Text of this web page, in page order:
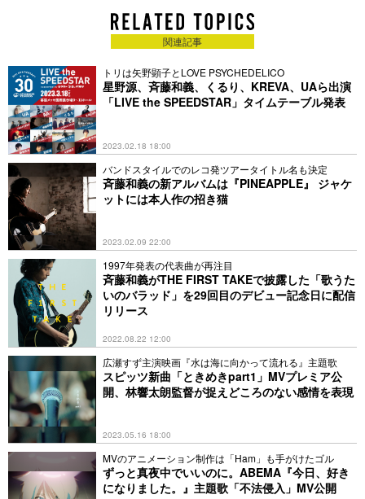
関連記事
トリは矢野顕子とLOVE PSYCHEDELICO
星野源、斉藤和義、くるり、KREVA、UAら出演
「LIVE the SPEEDSTAR」タイムテーブル発表
2023.02.18 18:00
バンドスタイルでのレコ発ツアータイトル名も決定
斉藤和義の新アルバムは『PINEAPPLE』 ジャケ
ットには本人作の招き猫
2023.02.09 22:00
1997年発表の代表曲が再注目
斉藤和義がTHE FIRST TAKEで披露した「歌うた
いのバラッド」を29回目のデビュー記念日に配信
リリース
2022.08.22 12:00
広瀬すず主演映画『水は海に向かって流れる』主題歌
スピッツ新曲「ときめきpart1」MVプレミア公
開、林響太朗監督が捉えどころのない感情を表現
2023.05.16 18:00
MVのアニメーション制作は「Ham」も手がけたゴル
ずっと真夜中でいいのに。ABEMA『今日、好き
になりました。』主題歌「不法侵入」MV公開